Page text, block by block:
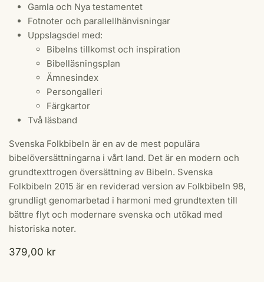
Gamla och Nya testamentet
Fotnoter och parallellhänvisningar
Uppslagsdel med:
Bibelns tillkomst och inspiration
Bibelläsningsplan
Ämnesindex
Persongalleri
Färgkartor
Två läsband
Svenska Folkbibeln är en av de mest populära
bibelöversättningarna i vårt land. Det är en modern och
grundtexttrogen översättning av Bibeln. Svenska
Folkbibeln 2015 är en reviderad version av Folkbibeln 98,
grundligt genomarbetad i harmoni med grundtexten till
bättre flyt och modernare svenska och utökad med
historiska noter.
379,00 kr